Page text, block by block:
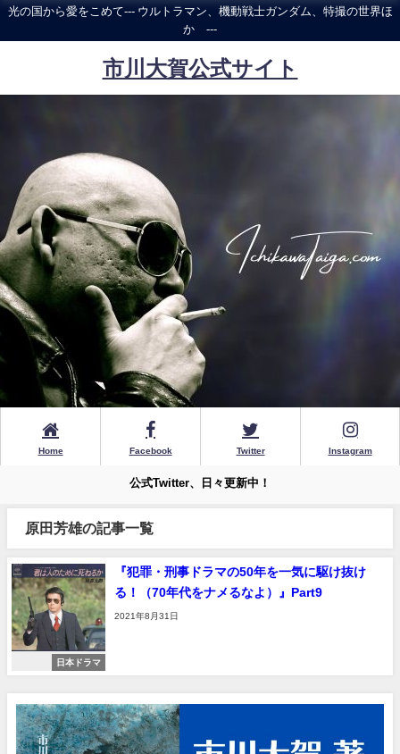
光の国から愛をこめて--- ウルトラマン、機動戦士ガンダム、特撮の世界ほ
か ---
市川大賀公式サイト
Home Facebook Twitter Instagram
公式Twitter、日々更新中！
原田芳雄の記事一覧
日本ドラマ
『犯罪・刑事ドラマの50年を一気に駆け抜け
る！（70年代をナメるなよ）』Part9
2021年8月31日